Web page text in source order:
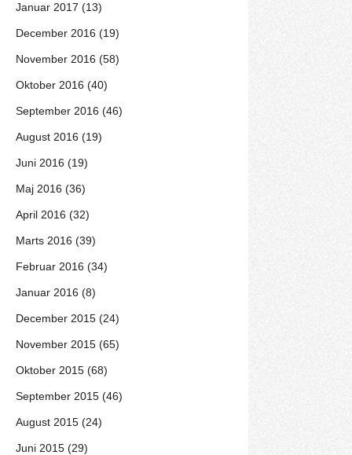
Januar 2017 (13)
December 2016 (19)
November 2016 (58)
Oktober 2016 (40)
September 2016 (46)
August 2016 (19)
Juni 2016 (19)
Maj 2016 (36)
April 2016 (32)
Marts 2016 (39)
Februar 2016 (34)
Januar 2016 (8)
December 2015 (24)
November 2015 (65)
Oktober 2015 (68)
September 2015 (46)
August 2015 (24)
Juni 2015 (29)